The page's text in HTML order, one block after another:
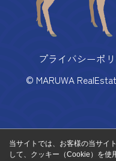
プライバシーポ
© MARUWA
当サイトでは、お客様の当サイ
して、クッキー（Cookie）を使